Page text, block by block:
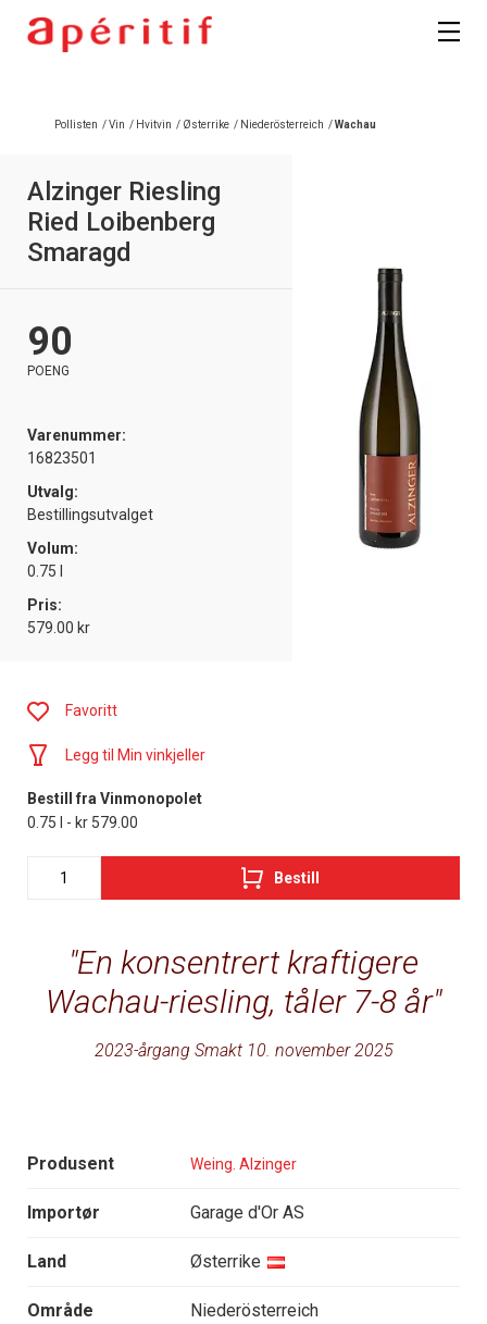
Pollisten /Vin / Hvitvin / Østerrike / Niederösterreich /Wachau
Alzinger Riesling
Ried Loibenberg
Smaragd
90
POENG
Varenummer:
16823501
Utvalg:
Bestillingsutvalget
Volum:
0.75 l
Pris:
579.00 kr
En konsentrert kraftigere
Wachau-riesling, tåler 7-8 år
2023-årgang Smakt 10. november 2025
Produsent Weing. Alzinger
Importør Garage d'Or AS
Land Østerrike
Område Niederösterreich
Favoritt
Legg til Min vinkjeller
Bestill fra Vinmonopolet
0.75 l - kr 579.00
Bestill